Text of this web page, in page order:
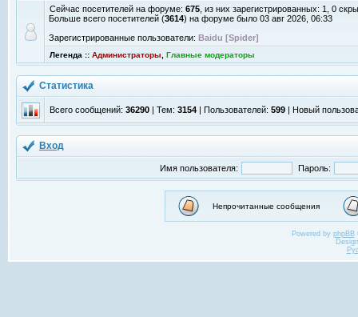
Сейчас посетителей на форуме: 675 , из них зарегистрированных: 1, 0
Больше всего посетителей (3614) на форуме было 03 авг 2026, 06:33
Зарегистрированные пользователи: Baidu [Spider]
Легенда :: Администраторы Главные модераторы
Статистика
Всего сообщений: 36290 | Тем: 3154 | Пользователей: 599 | Новый
Вход
Имя пользователя: Пароль:
Непрочитанные сообщения
Powered by phpBB